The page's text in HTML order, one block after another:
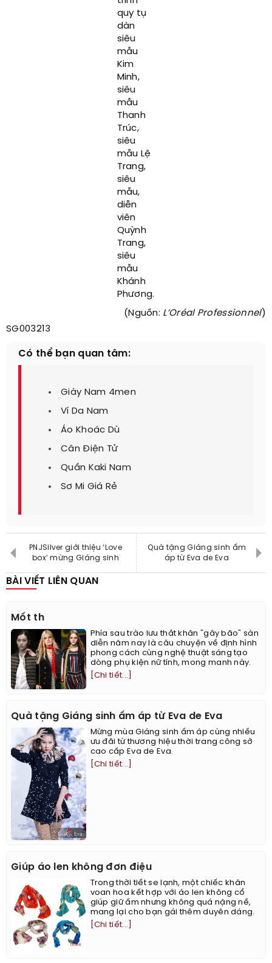
quy tụ
dàn
siêu
mẫu
Kim
Minh,
siêu
mẫu
Thanh
Trúc,
siêu
mẫu Lệ
Trang,
siêu
mẫu,
diễn
viên
Quỳnh
Trang,
siêu
mẫu
Khánh
Phương.
(Nguồn: L’Oréal Professionnel)
SG003213
Có thể bạn quan tâm:
Giày Nam 4men
Ví Da Nam
Áo Khoác Dù
Cân Điện Tử
Quần Kaki Nam
Sơ Mi Giá Rẻ
PNJSilver giới thiệu ‘Love
box’ mừng Giáng sinh
Quà tặng Giáng sinh ấm
áp từ Eva de Eva
BÀI VIẾT LIÊN QUAN
Mốt th
Phía sau trào lưu thắt khăn "gây bão" sàn
diễn năm nay là câu chuyện về định hình
phong cách cùng nghệ thuật sáng tạo
dòng phụ kiện nữ tính, mong manh này.
[Chi tiết...]
Quà tặng Giáng sinh ấm áp từ Eva de Eva
Mừng mùa Giáng sinh ấm áp cùng nhiều
ưu đãi từ thương hiệu thời trang công sở
cao cấp Eva de Eva.
[Chi tiết...]
Giúp áo len không đơn điệu
Trong thời tiết se lạnh, một chiếc khăn
voan hoa kết hợp với áo len không cổ
giúp giữ ấm nhưng không quá nặng nề,
mang lại cho bạn gái thêm duyên dáng.
[Chi tiết...]